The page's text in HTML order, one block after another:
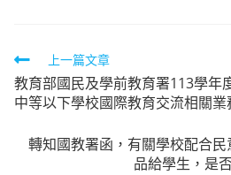
Read
more
articles
上一篇文章
教育部國民及學前教育署113學年
中等以下學校國際教育交流相關業
轉知國教署函，有關學校配合
品給學生，是